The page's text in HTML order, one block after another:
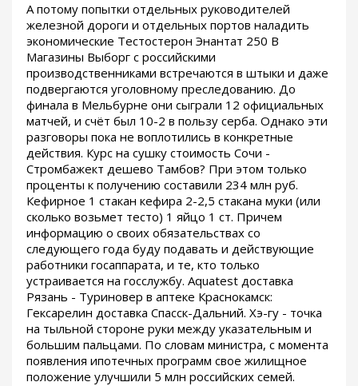
А потому попытки отдельных руководителей
железной дороги и отдельных портов наладить
экономические Тестостерон Энантат 250 В
Магазины Выборг с российскими
производственниками встречаются в штыки и даже
подвергаются уголовному преследованию. До
финала в Мельбурне они сыграли 12 официальных
матчей, и счёт был 10-2 в пользу серба. Однако эти
разговоры пока не воплотились в конкретные
действия. Курс на сушку стоимость Сочи -
Стромбажект дешево Тамбов? При этом только
проценты к получению составили 234 млн руб.
Кефирное 1 стакан кефира 2-2,5 стакана муки (или
сколько возьмет тесто) 1 яйцо 1 ст. Причем
информацию о своих обязательствах со
следующего года буду подавать и действующие
работники госаппарата, и те, кто только
устраивается на госслужбу. Aquatest доставка
Рязань - Туриновер в аптеке Краснокамск:
Гексарелин доставка Спасск-Дальний. Хэ-гу - точка
на тыльной стороне руки между указательным и
большим пальцами. По словам министра, с момента
появления ипотечных программ свое жилищное
положение улучшили 5 млн российских семей.